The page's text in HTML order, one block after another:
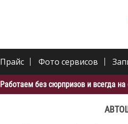
Прайс Фото сервисов
Работаем без сюрпризов и всегда